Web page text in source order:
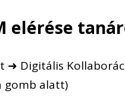
elérése
➜ Digitális
gomb alatt)